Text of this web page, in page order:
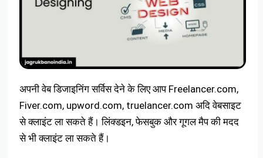
अपनी वेब डिजाइनिंग सर्विस देने के लिए आप Freelancer.com,
Fiver.com, upword.com, truelancer.com अदि वेबसाइट
से क्लाइंट ला सकते हैं। लिंक्डइन, फेसबुक और गूगल मैप की मदद
से भी क्लाइंट ला सकते हैं।